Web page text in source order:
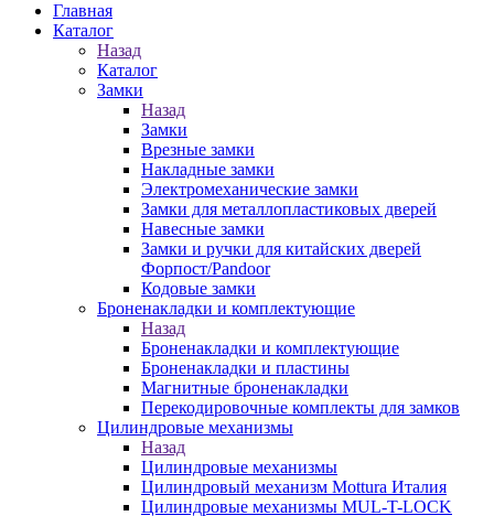
Главная
Каталог
Назад
Каталог
Замки
Назад
Замки
Врезные замки
Накладные замки
Электромеханические замки
Замки для металлопластиковых дверей
Навесные замки
Замки и ручки для китайских дверей
Форпост/Раndoor
Кодовые замки
Броненакладки и комплектующие
Назад
Броненакладки и комплектующие
Броненакладки и пластины
Магнитные броненакладки
Перекодировочные комплекты для замков
Цилиндровые механизмы
Назад
Цилиндровые механизмы
Цилиндровый механизм Mottura Италия
Цилиндровые механизмы MUL-T-LOCK